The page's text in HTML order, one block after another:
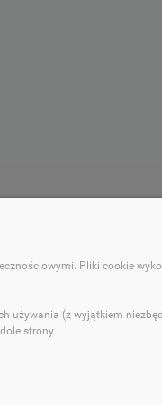
Pliki cookie
używania (z wyjątkiem
strony.